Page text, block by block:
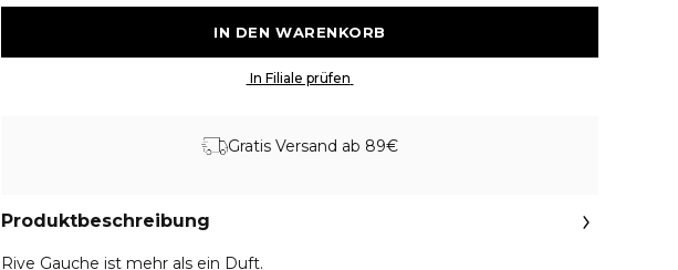
Gratis Versand ab 89€
Produktbeschreibung
Rive Gauche ist mehr als ein Duft.